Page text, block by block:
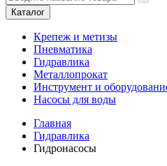
Каталог
Крепеж и метизы
Пневматика
Гидравлика
Металлопрокат
Инструмент и
Насосы для воды
Главная
Гидравлика
Гидронасосы